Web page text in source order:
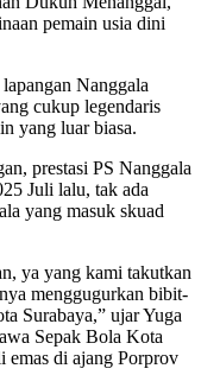
pemain usia dini
Nanggala
cukup legendaris
yang luar biasa.
prestasi PS Nanggala
Juli lalu, tak ada
yang masuk skuad
ya yang kami takutkan
menggugurkan bibit-
Surabaya,” ujar Yuga
Sepak Bola Kota
emas di ajang Porprov